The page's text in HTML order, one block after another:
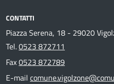
CONTATTI
Piazza Serena, 18 - 29020
Tel.0523 872711
Fax0523 872789
E-mail